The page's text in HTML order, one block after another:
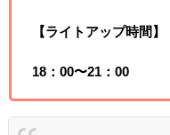
【ライトアップ時間】
18：00〜21：00